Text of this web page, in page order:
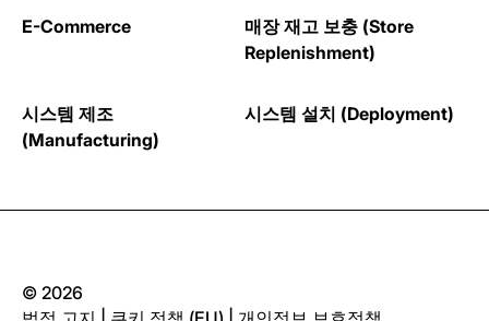
E-Commerce
매장 재고 보충 (Store
Replenishment)
시스템 제조
(Manufacturing)
시스템 설치 (Deployment)
© 2026